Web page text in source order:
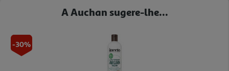
A Auchan sugere-lhe...
-30%